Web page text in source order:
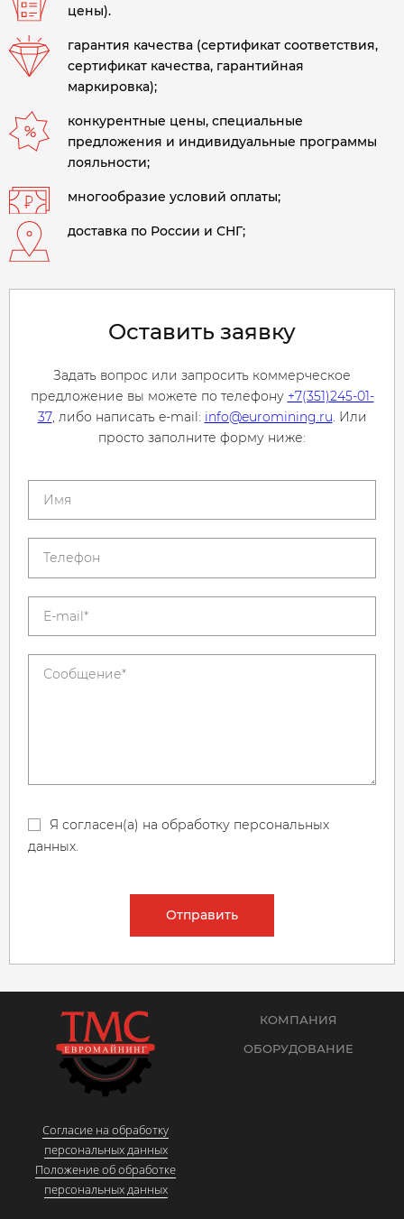
цены).
гарантия качества (сертификат соответствия,
сертификат качества, гарантийная
маркировка);
конкурентные цены, специальные
предложения и индивидуальные программы
лояльности;
многообразие условий оплаты;
доставка по России и СНГ;
Оставить заявку
Задать вопрос или запросить коммерческое
предложение вы можете по телефону +7(351)245-01-
37, либо написать e-mail: info@euromining.ru. Или
просто заполните форму ниже:
Я согласен(а) на обработку персональных
данных.
Отправить
Согласие на обработку
персональных данных
Положение об обработке
персональных данных
КОМПАНИЯ
ОБОРУДОВАНИЕ